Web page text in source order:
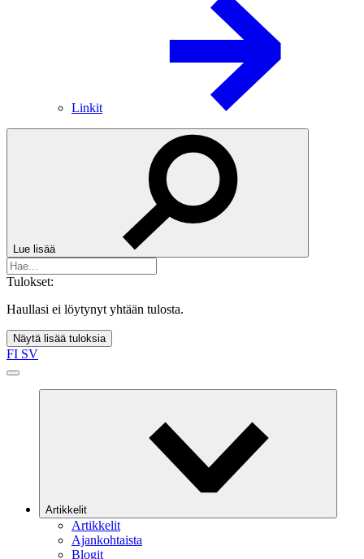
Linkit
Lue lisää
Tulokset:
Haullasi ei löytynyt yhtään tulosta.
Näytä lisää tuloksia
FI SV
Artikkelit
Artikkelit
Ajankohtaista
Blogit